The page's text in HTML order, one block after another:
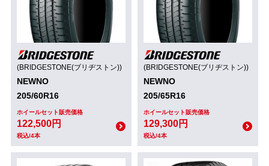
(BRIDGESTONE(ブリヂストン))
NEWNO
205/60R16
ホイールセット販売価格
122,500円
税込/4本
(BRIDGESTONE(ブリヂストン))
NEWNO
205/65R16
ホイールセット販売価格
129,300円
税込/4本